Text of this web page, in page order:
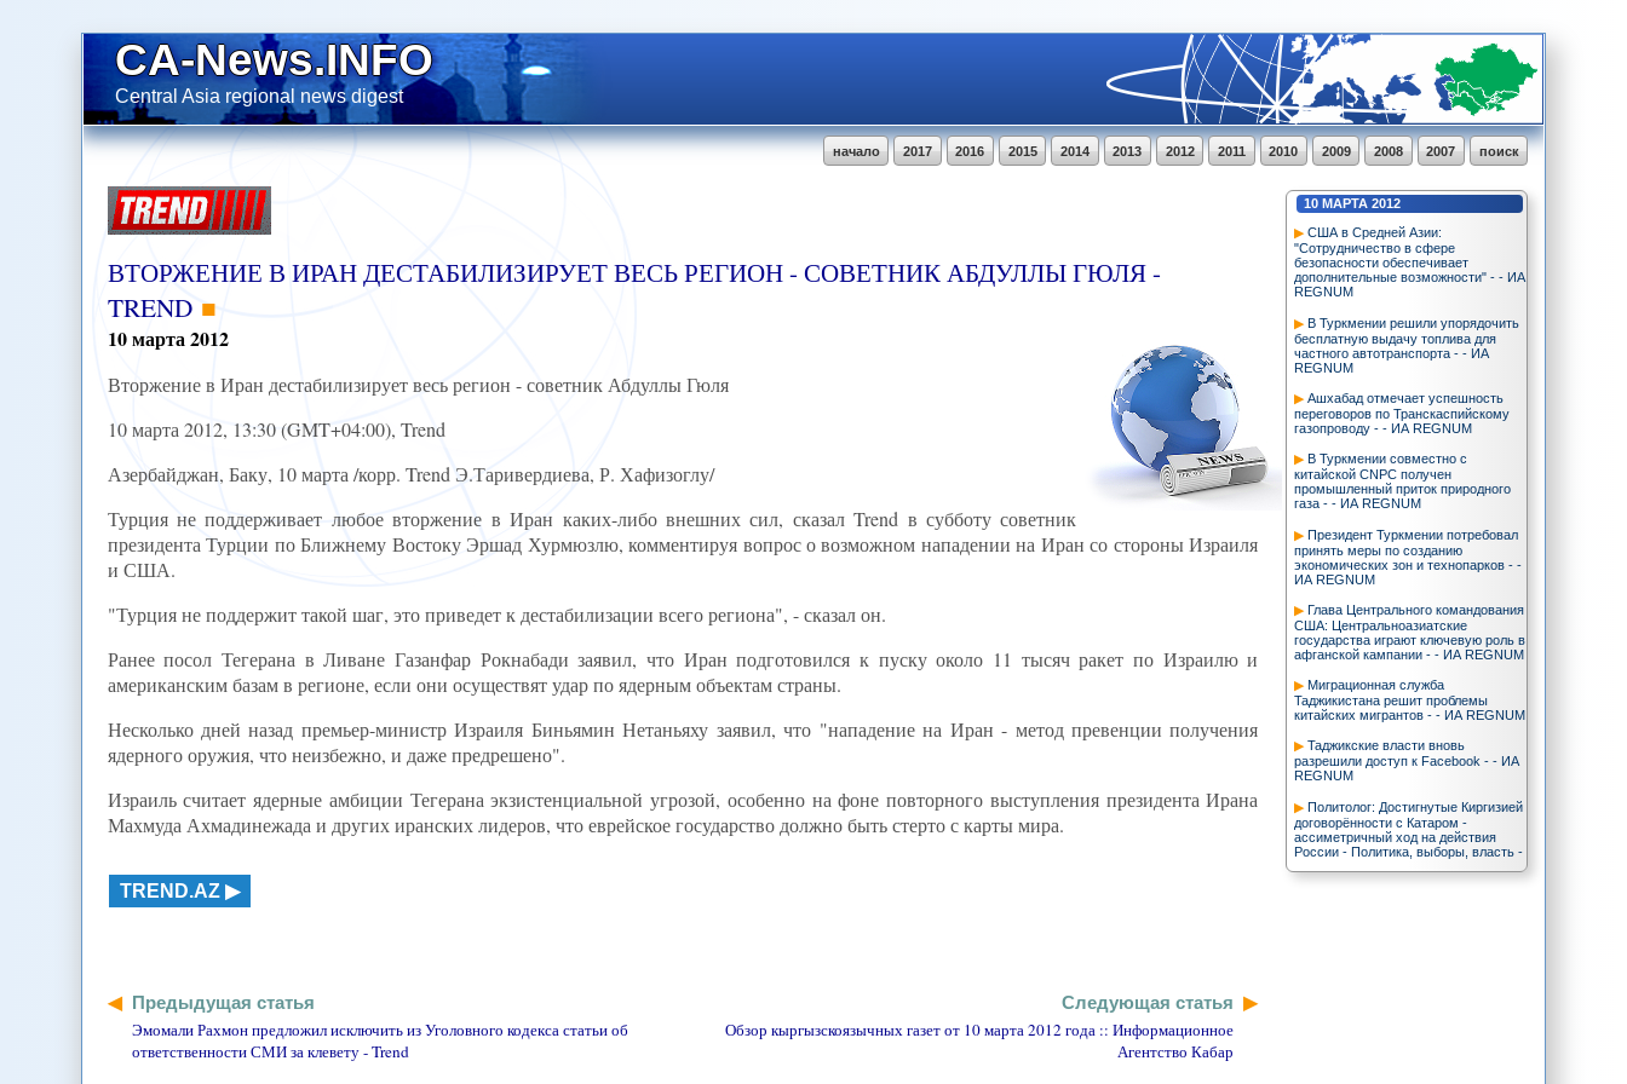
CA-News.INFO
Central Asia regional news digest
поиск
2007
2008
2009
2010
2011
2012
2013
2014
2015
2016
2017
начало
10 МАРТА 2012
США в Средней Азии:
"Сотрудничество в сфере
безопасности обеспечивает
дополнительные возможности" - - ИА
REGNUM
В Туркмении решили упорядочить
бесплатную выдачу топлива для
частного автотранспорта - - ИА
REGNUM
Ашхабад отмечает успешность
переговоров по Транскаспийскому
газопроводу - - ИА REGNUM
В Туркмении совместно с
китайской CNPC получен
промышленный приток природного
газа - - ИА REGNUM
Президент Туркмении потребовал
принять меры по созданию
экономических зон и технопарков - -
ИА REGNUM
Глава Центрального командования
США: Центральноазиатские
государства играют ключевую роль в
афганской кампании - - ИА REGNUM
Миграционная служба
Таджикистана решит проблемы
китайских мигрантов - - ИА REGNUM
Таджикские власти вновь
разрешили доступ к Facebook - - ИА
REGNUM
Политолог: Достигнутые Киргизией
договорённости с Катаром -
ассиметричный ход на действия
России - Политика, выборы, власть -
ВТОРЖЕНИЕ В ИРАН ДЕСТАБИЛИЗИРУЕТ ВЕСЬ РЕГИОН - СОВЕТНИК АБДУЛЛЫ ГЮЛЯ -
TREND
10марта2012
Вторжение в Иран дестабилизирует весь регион - советник Абдуллы Гюля
10 марта 2012, 13:30 (GMT+04:00), Trend
Азербайджан, Баку, 10 марта /корр. Trend Э.Таривердиева, Р. Хафизоглу/
Турция не поддерживает любое вторжение в Иран каких-либо внешних сил, сказал Trend в субботу советник
президента Турции по Ближнему Востоку Эршад Хурмюзлю, комментируя вопрос о возможном нападении на Иран со стороны Израиля
и США.
"Турция не поддержит такой шаг, это приведет к дестабилизации всего региона", - сказал он.
Ранее посол Тегерана в Ливане Газанфар Рокнабади заявил, что Иран подготовился к пуску около 11 тысяч ракет по Израилю и
американским базам в регионе, если они осуществят удар по ядерным объектам страны.
Несколько дней назад премьер-министр Израиля Биньямин Нетаньяху заявил, что "нападение на Иран - метод превенции получения
ядерного оружия, что неизбежно, и даже предрешено".
Израиль считает ядерные амбиции Тегерана экзистенциальной угрозой, особенно на фоне повторного выступления президента Ирана
Махмуда Ахмадинежада и других иранских лидеров, что еврейское государство должно быть стерто с карты мира.
TREND.AZ
Предыдущая статья
Эмомали Рахмон предложил исключить из Уголовного кодекса статьи об
ответственности СМИ за клевету - Trend
Следующая статья
Обзор кыргызскоязычных газет от 10 марта 2012 года :: Информационное
Агентство Кабар